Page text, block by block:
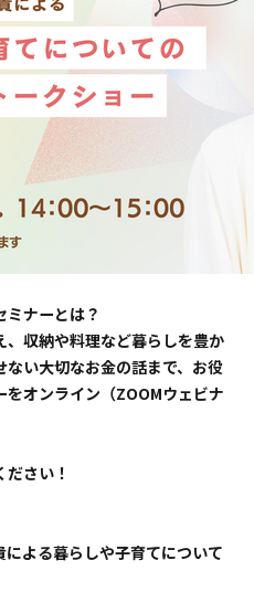
ナーとは？
収納や料理など暮らしを豊か
い大切なお金の話まで、お役
オンライン（ZOOMウェビナ
ださい！
よる暮らしや子育てについて